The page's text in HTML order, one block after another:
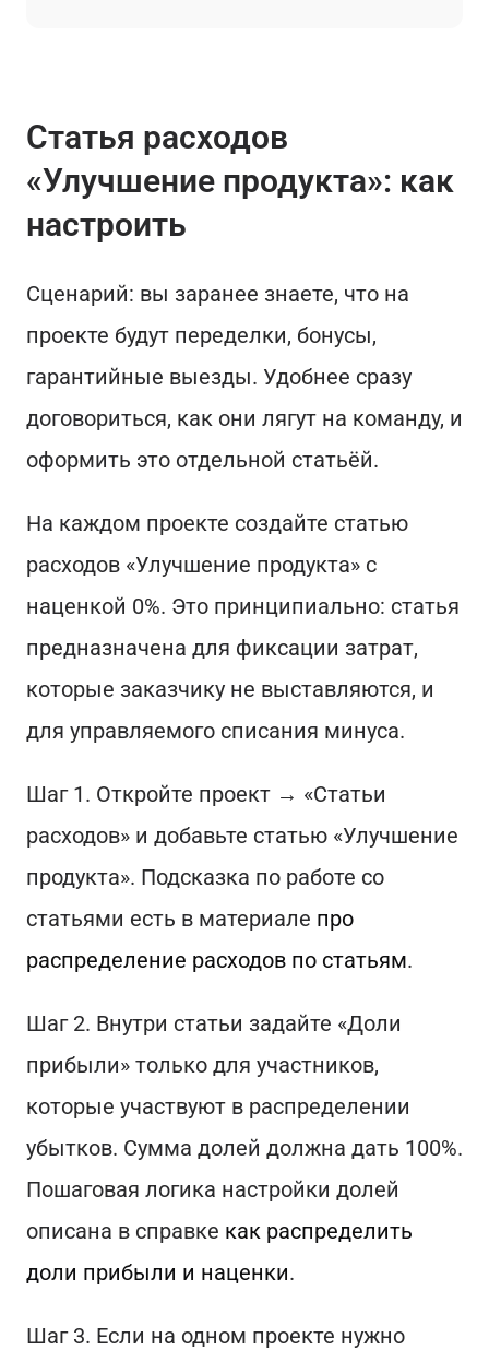
Статья расходов
«Улучшение продукта»: как
настроить
Сценарий: вы заранее знаете, что на
проекте будут переделки, бонусы,
гарантийные выезды. Удобнее сразу
договориться, как они лягут на команду, и
оформить это отдельной статьёй.
На каждом проекте создайте статью
расходов «Улучшение продукта» с
наценкой 0%. Это принципиально: статья
предназначена для фиксации затрат,
которые заказчику не выставляются, и
для управляемого списания минуса.
Шаг 1. Откройте проект → «Статьи
расходов» и добавьте статью «Улучшение
продукта». Подсказка по работе со
статьями есть в материале про
распределение расходов по статьям.
Шаг 2. Внутри статьи задайте «Доли
прибыли» только для участников,
которые участвуют в распределении
убытков. Сумма долей должна дать 100%.
Пошаговая логика настройки долей
описана в справке как распределить
доли прибыли и наценки.
Шаг 3. Если на одном проекте нужно